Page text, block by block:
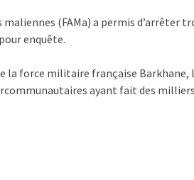
maliennes (FAMa) a permis d’arrêter
enquête.
la force militaire française Barkhane,
ayant fait des